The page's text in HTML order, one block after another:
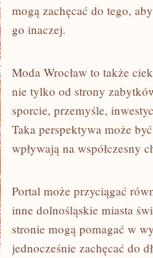
mogą zachęcać do tego,
go inaczej.
Moda Wrocław to także
nie tylko od strony
sporcie, przemyśle,
Taka perspektywa może
wpływają na współczesny
Portal może przyciągać
inne dolnośląskie miasta
stronie mogą pomagać w
jednocześnie zachęcać do